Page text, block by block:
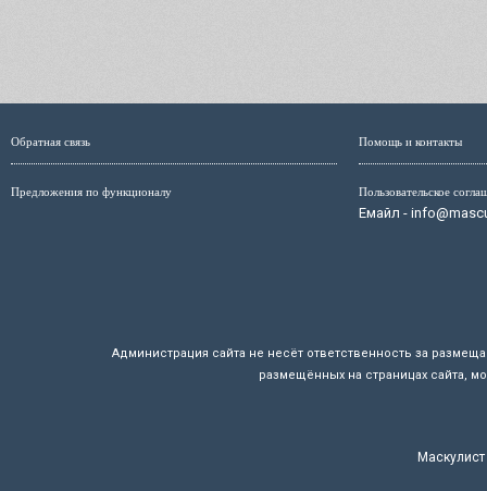
Обратная связь
Предложения по функционалу
Помощь и контакты
Пользовательское
Емайл -
Администрация сайта не несёт ответственность за
размещённых на страницах сайта,